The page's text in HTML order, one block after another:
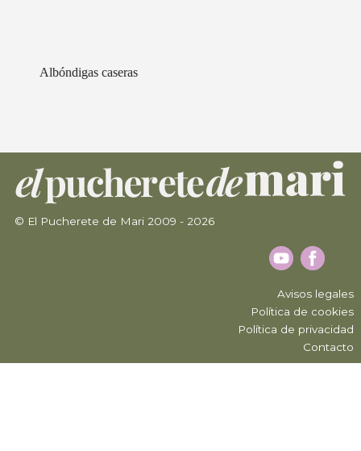
Albóndigas caseras
© El Pucherete de Mari 2009 - 2026
Avisos legales
Política de cookies
Política de privacidad
Contacto